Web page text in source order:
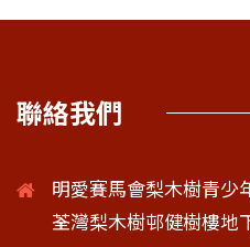
聯絡我們
明愛賽馬會梨木樹青少
荃灣梨木樹邨健樹樓地